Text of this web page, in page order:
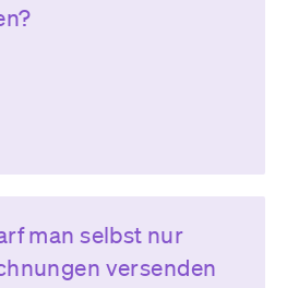
man selbst nur
versenden